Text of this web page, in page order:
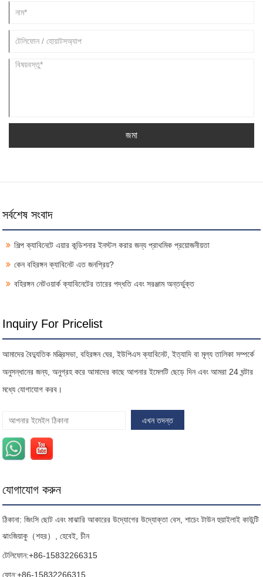
জমা
সর্বশেষ সংবাদ
শিল্প ক্যাবিনেটে এয়ার কন্ডিশনার ইনস্টল করার জন্য প্রাথমিক প্রয়োজনীয়তা
কেন বহিরঙ্গন ক্যাবিনেট এত জনপ্রিয়?
বহিরঙ্গন নেটওয়ার্ক ক্যাবিনেটের তারের পদ্ধতি এবং সরঞ্জাম অন্তর্ভুক্ত
Inquiry For Pricelist
আমাদের বৈদ্যুতিক মন্ত্রিসভা, বহিরঙ্গন ঘের, ইউপিএস ক্যাবিনেট, ইত্যাদি বা মূল্য তালিকা সম্পর্কে
অনুসন্ধানের জন্য, অনুগ্রহ করে আমাদের কাছে আপনার ইমেলটি ছেড়ে দিন এবং আমরা 24 ঘন্টার
মধ্যে যোগাযোগ করব।
যোগাযোগ করুন
ঠিকানা: জিংসি ছোট এবং মাঝারি আকারের উদ্যোগের উদ্যোক্তা বেস, শাচেং টাউন হুয়াইলাই কাউন্টি
ঝাংজিয়াকু（শহর）, হেবেই, চীন
টেলিফোন:+86-15832266315
ফোন:+86-15832266315